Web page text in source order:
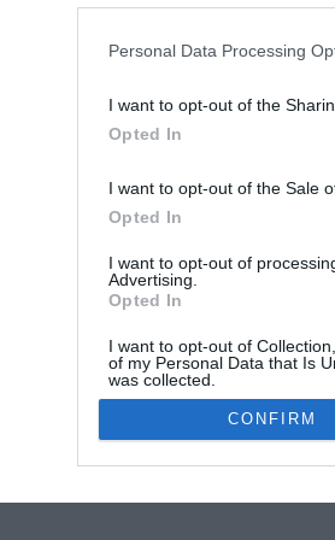
Personal Data Processing
I want to opt-out of the
Opted In
I want to opt-out of the Sale
Opted In
I want to opt-out of
Advertising.
Opted In
I want to opt-out of
of my Personal Data that Is
was collected.
Opted Out
CONFIRM
Visos teisės saugomos. Mokslon.lt ©